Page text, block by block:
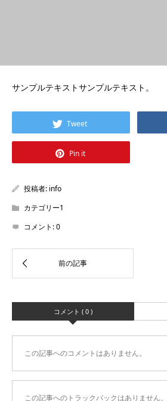
サンプルテキストサンプルテキスト。
Tweet
Pin it
投稿者: info
カテゴリー1
コメント:0
コメント ( 0 )
この記事へのコメントはありません。
この記事へのトラックバックはありません。